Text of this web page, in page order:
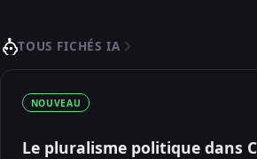
TOUS FICHÉS IA
NOUVEAU
Le pluralisme politique dans